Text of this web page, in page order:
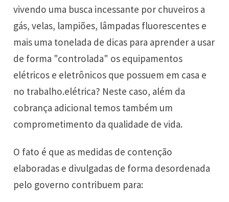
vivendo uma busca incessante por chuveiros a
gás, velas, lampiões, lâmpadas fluorescentes e
mais uma tonelada de dicas para aprender a usar
de forma "controlada" os equipamentos
elétricos e eletrônicos que possuem em casa e
no trabalho.elétrica? Neste caso, além da
cobrança adicional temos também um
comprometimento da qualidade de vida.
O fato é que as medidas de contenção
elaboradas e divulgadas de forma desordenada
pelo governo contribuem para: